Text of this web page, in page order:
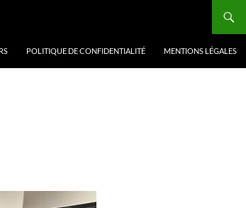
POLITIQUE DE CONFIDENTIALITÉ MENTIONS LÉGALES